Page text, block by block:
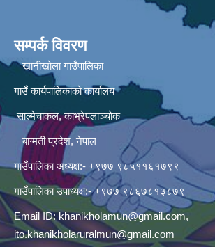
सम्पर्क विवरण
खानीखोला गाउँपालिका
गाउँ कार्यपालिकाको कार्यालय
साल्मेचाकल, काभ्रेपलाञ्चोक
बाग्मती प्रदेश, नेपाल
गाउँपालिका अध्यक्ष:- +९७७ ९८५११६१७९९
गाउँपालिका उपाध्यक्ष:- +९७७ ९८६७८१३८७९
Email ID:khanikholamun@gmail.com,
ito.khanikholaruralmun@gmail.com